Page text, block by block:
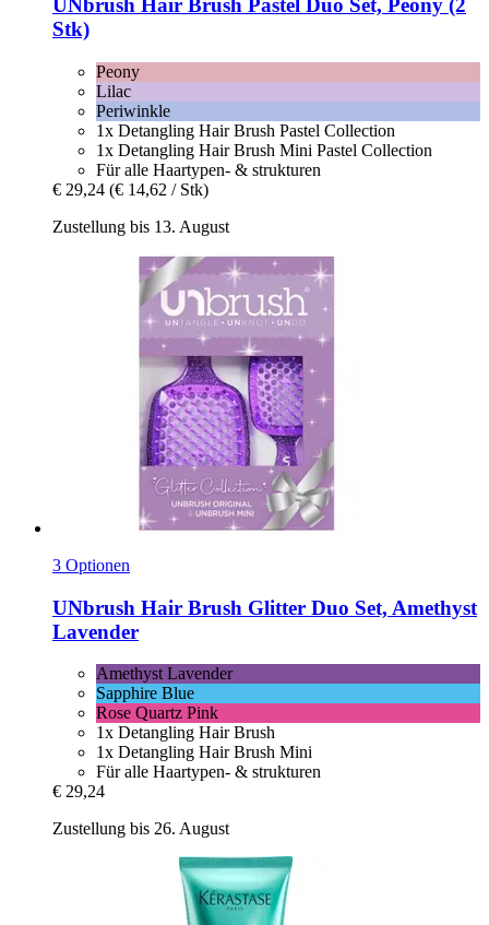
UNbrush Hair Brush Pastel Duo Set, Peony (2
Stk)
Peony
Lilac
Periwinkle
1x Detangling Hair Brush Pastel Collection
1x Detangling Hair Brush Mini Pastel Collection
Für alle Haartypen- & strukturen
€ 29,24 (€ 14,62 / Stk)
Zustellung bis 13. August
3 Optionen
UNbrush Hair Brush Glitter Duo Set, Amethyst
Lavender
Amethyst Lavender
Sapphire Blue
Rose Quartz Pink
1x Detangling Hair Brush
1x Detangling Hair Brush Mini
Für alle Haartypen- & strukturen
€ 29,24
Zustellung bis 26. August